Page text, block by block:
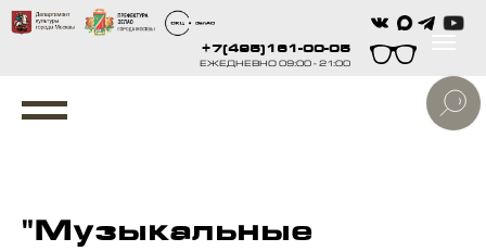
+7(495)161-00-05
ЕЖЕДНЕВНО 09:00 - 21:00
"Музыкальные